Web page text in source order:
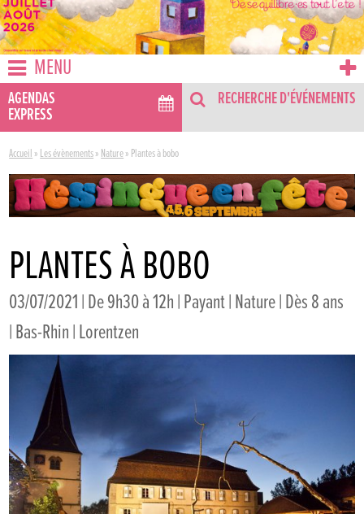
MENU
AGENDAS
EXPRESS
RECHERCHE D'ÉVÉNEMENTS
Accueil » Les évènements» Nature» Plantes à bobo
PLANTES À BOBO
03/07/2021 | De 9h30 à 12h | Payant | Nature | Dès 8 ans
| Bas-Rhin | Lorentzen